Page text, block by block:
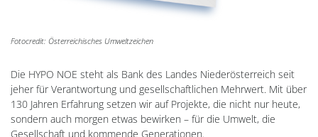
Fotocredit: Österreichisches Umweltzeichen
Die HYPO NOE steht als Bank des Landes Niederösterreich seit
jeher für Verantwortung und gesellschaftlichen Mehrwert. Mit über
130 Jahren Erfahrung setzen wir auf Projekte, die nicht nur heute,
sondern auch morgen etwas bewirken – für die Umwelt, die
Gesellschaft und kommende Generationen.